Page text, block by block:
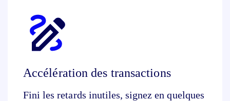
Accélération des transactions
Fini les retards inutiles, signez en quelques